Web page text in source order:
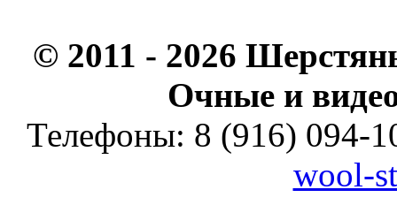
© 2011 - 2026
Очные и
Телефоны: 8 (916) 094-
wool-